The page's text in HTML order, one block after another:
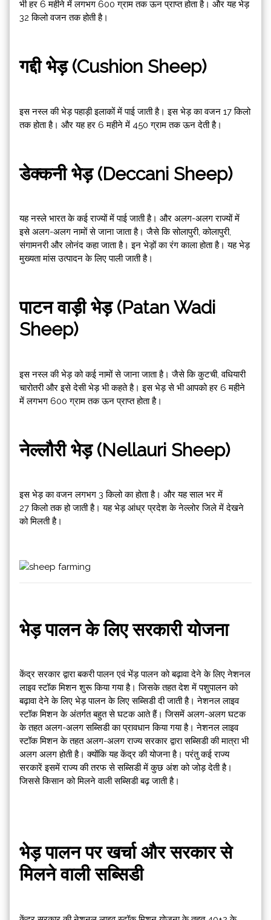
भी हर 6 महीने में लगभग 600 ग्राम तक ऊन प्राप्त होता है। और यह भेड़
32 किलो वजन तक होती है।
गद्दी भेड़ (Cushion Sheep)
इस नस्ल की भेड़ पहाड़ी इलाकों में पाई जाती है। इस भेड़ का वजन 17 किलो
तक होता है। और यह हर 6 महीने में 450 ग्राम तक ऊन देती है।
डेक्कनी भेड़ (Deccani Sheep)
यह नस्ले भारत के कई राज्यों में पाई जाती है। और अलग-अलग राज्यों में
इसे अलग-अलग नामों से जाना जाता है। जैसे कि सोलापुरी, कोलापुरी,
संगामनरी और लोनंद कहा जाता है। इन भेड़ों का रंग काला होता है। यह भेड़
मुख्यता मांस उत्पादन के लिए पाली जाती है।
पाटन वाड़ी भेड़ (Patan Wadi
Sheep)
इस नस्ल की भेड़ को कई नामों से जाना जाता है। जैसे कि कुटची, वधियारी
चारोतरी और इसे देसी भेड़ भी कहते है। इस भेड़ से भी आपको हर 6 महीने
में लगभग 600 ग्राम तक ऊन प्राप्त होता है।
नेल्लौरी भेड़ (Nellauri Sheep)
इस भेड़ का वजन लगभग 3 किलो का होता है। और यह साल भर में
27 किलो तक हो जाती है। यह भेड़ आंध्र प्रदेश के नेल्लोर जिले में देखने
को मिलती है।
भेड़ पालन के लिए सरकारी योजना
केंद्र सरकार द्वारा बकरी पालन एवं भेंड़ पालन को बढ़ावा देने के लिए नेशनल
लाइव स्टॉक मिशन शुरू किया गया है। जिसके तहत देश में पशुपालन को
बढ़ावा देने के लिए भेड़ पालन के लिए सब्सिडी दी जाती है। नेशनल लाइव
स्टॉक मिशन के अंतर्गत बहुत से घटक आते हैं। जिसमें अलग-अलग घटक
के तहत अलग-अलग सब्सिडी का प्रावधान किया गया है। नेशनल लाइव
स्टॉक मिशन के तहत अलग-अलग राज्य सरकार द्वारा सब्सिडी की मात्रा भी
अलग अलग होती है। क्योंकि यह केंद्र की योजना है। परंतु कई राज्य
सरकारें इसमें राज्य की तरफ से सब्सिडी में कुछ अंश को जोड़ देती है।
जिससे किसान को मिलने वाली सब्सिडी बढ़ जाती है।
भेड़ पालन पर खर्चा और सरकार से
मिलने वाली सब्सिडी